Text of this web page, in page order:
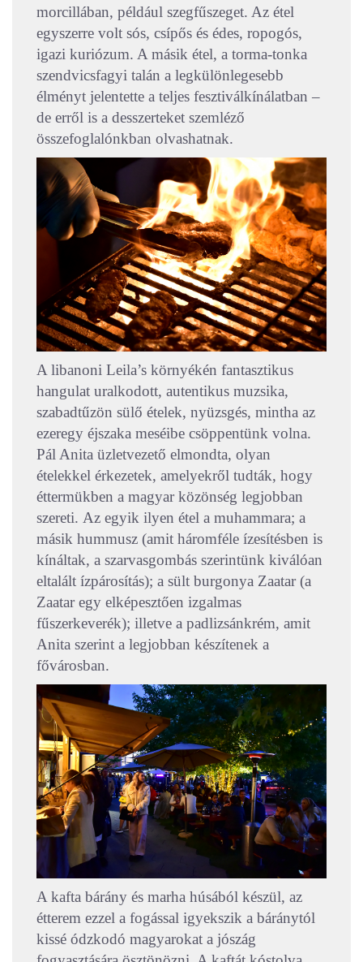
morcillában, például szegfűszeget. Az étel
egyszerre volt sós, csípős és édes, ropogós,
igazi kuriózum. A másik étel, a torma-tonka
szendvicsfagyi talán a legkülönlegesebb
élményt jelentette a teljes fesztiválkínálatban –
de erről is a desszerteket szemléző
összefoglalónkban olvashatnak.
A libanoni Leila’s környékén fantasztikus
hangulat uralkodott, autentikus muzsika,
szabadtűzön sülő ételek, nyüzsgés, mintha az
ezeregy éjszaka meséibe csöppentünk volna.
Pál Anita üzletvezető elmondta, olyan
ételekkel érkezetek, amelyekről tudták, hogy
éttermükben a magyar közönség legjobban
szereti. Az egyik ilyen étel a muhammara; a
másik hummusz (amit háromféle ízesítésben is
kínáltak, a szarvasgombás szerintünk kiválóan
eltalált ízpárosítás); a sült burgonya Zaatar (a
Zaatar egy elképesztően izgalmas
fűszerkeverék); illetve a padlizsánkrém, amit
Anita szerint a legjobban készítenek a
fővárosban.
A kafta bárány és marha húsából készül, az
étterem ezzel a fogással igyekszik a báránytól
kissé ódzkodó magyarokat a jószág